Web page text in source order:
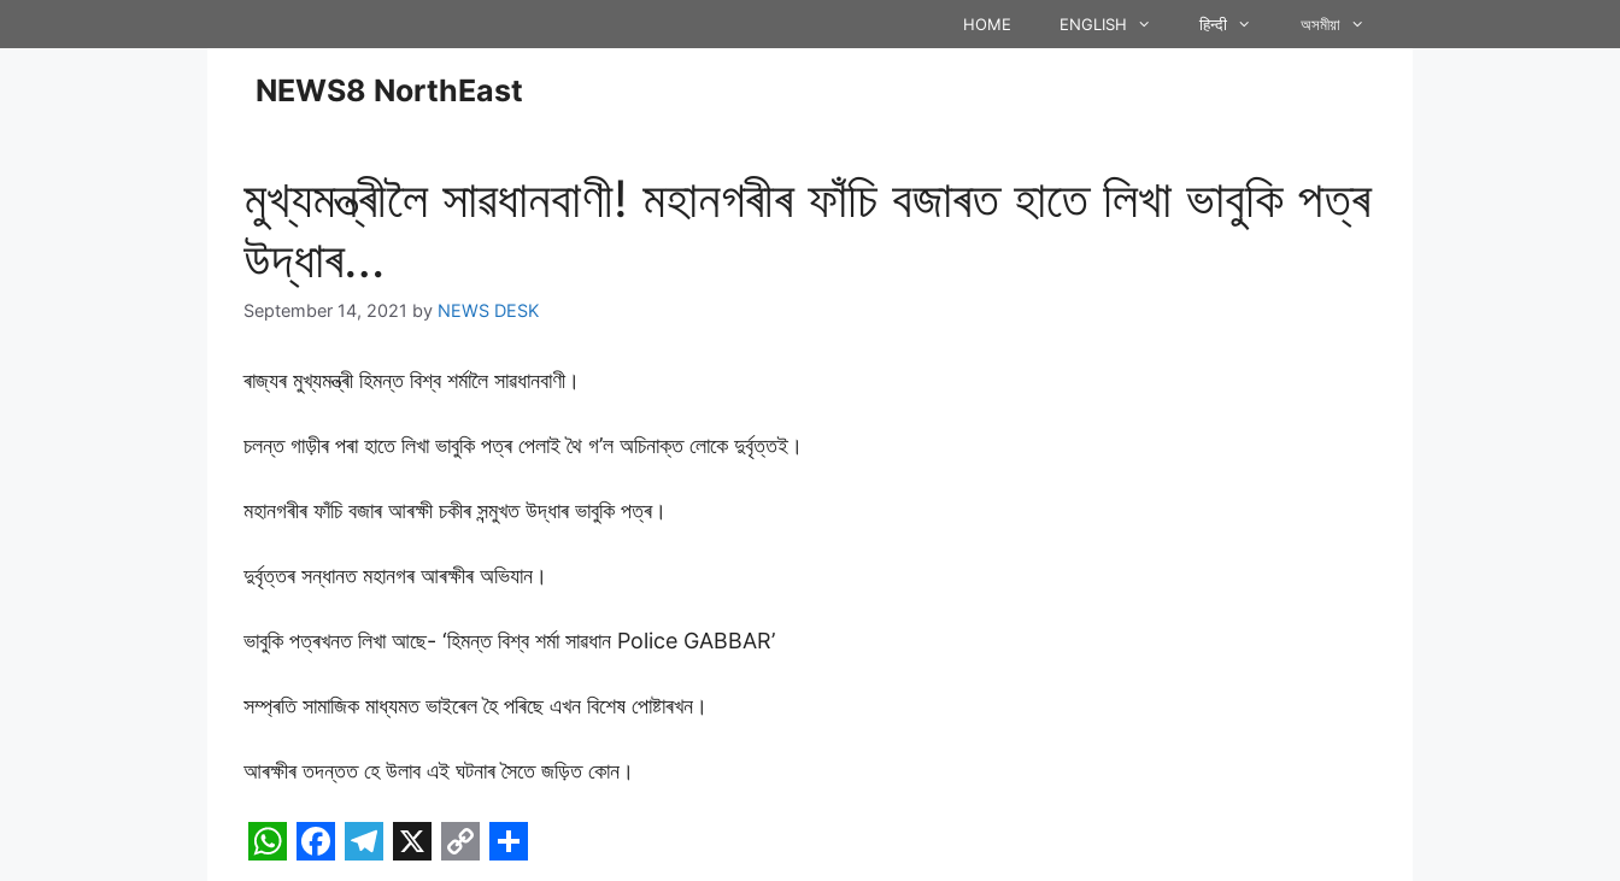
HOME ENGLISH हिन्दी অসমীয়া
NEWS8 NorthEast
মুখ্যমন্ত্ৰীলৈ সাৱধানবাণী! মহানগৰীৰ ফাঁচি বজাৰত হাতে লিখা ভাবুকি পত্ৰ
উদ্ধাৰ…
September 14, 2021 by NEWS DESK
ৰাজ্যৰ মুখ্যমন্ত্ৰী হিমন্ত বিশ্ব শৰ্মালৈ সাৱধানবাণী।
চলন্ত গাড়ীৰ পৰা হাতে লিখা ভাবুকি পত্ৰ পেলাই থৈ গ’ল অচিনাক্ত লোকে দুৰ্বৃত্তই।
মহানগৰীৰ ফাঁচি বজাৰ আৰক্ষী চকীৰ সন্মুখত উদ্ধাৰ ভাবুকি পত্ৰ।
দুৰ্বৃত্তৰ সন্ধানত মহানগৰ আৰক্ষীৰ অভিযান।
ভাবুকি পত্ৰখনত লিখা আছে- ‘হিমন্ত বিশ্ব শৰ্মা সাৱধান Police GABBAR’
সম্প্ৰতি সামাজিক মাধ্যমত ভাইৰেল হৈ পৰিছে এখন বিশেষ পোষ্টাৰখন।
আৰক্ষীৰ তদন্তত হে উলাব এই ঘটনাৰ সৈতে জড়িত কোন।